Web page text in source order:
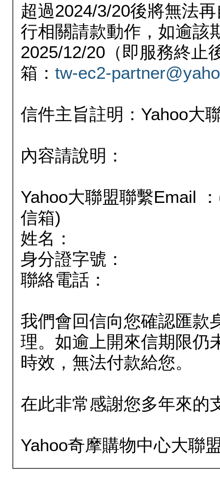
超過2024/3/20後將無法
行相關請款動作，如逾該
2025/12/20（即服務終止
箱： tw-ec2-
信件主旨註明：Yahoo大
內容請說明：
Yahoo大聯盟聯繫Email
信箱)
姓名：
身分證字號：
聯絡電話：
我們會回信向您確認匯款
理。如逾上開來信期限仍
時效，無法付款給您。
在此非常感謝您多年來的
Yahoo奇摩購物中心大